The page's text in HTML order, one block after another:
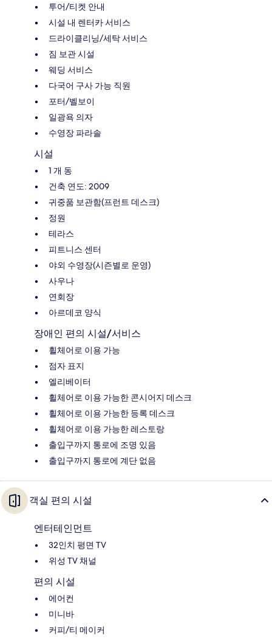
투어/티켓 안내
시설 내 렌터카 서비스
드라이클리닝/세탁 서비스
짐 보관 시설
웨딩 서비스
다국어 구사 가능 직원
포터/벨보이
일광욕 의자
수영장 파라솔
시설
1 개 동
건축 연도: 2009
귀중품 보관함(프런트 데스크)
정원
테라스
피트니스 센터
야외 수영장(시즌별로 운영)
사우나
연회장
아르데코 양식
장애인 편의 시설/서비스
휠체어로 이용 가능
점자 표지
엘리베이터
휠체어로 이용 가능한 콘시어지 데스크
휠체어로 이용 가능한 등록 데스크
휠체어로 이용 가능한 레스토랑
출입구까지 통로에 조명 있음
출입구까지 통로에 계단 없음
객실 편의 시설
엔터테인먼트
32인치 평면 TV
위성 TV 채널
편의 시설
에어컨
미니바
커피/티 메이커